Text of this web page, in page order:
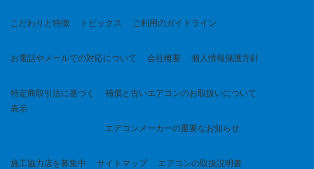
こだわりと特徴 トピックス ご利用のガイドライン
お電話やメールでの対応について 会社概要 個人情報保護方針
特定商取引法に基づく
表示
補償と古いエアコンのお取扱いについて
エアコンメーカーの重要なお知らせ
施工協力店を募集中 サイトマップ エアコンの取扱説明書